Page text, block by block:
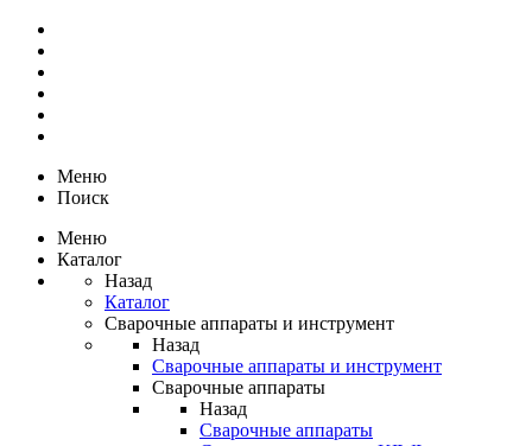
Меню
Поиск
Меню
Каталог
Назад
Каталог
Сварочные аппараты и инструмент
Назад
Сварочные аппараты и инструмент
Сварочные аппараты
Назад
Сварочные аппараты